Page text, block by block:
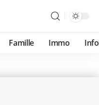
Famille Immo